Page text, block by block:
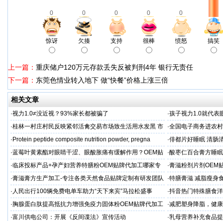
0 0 0 0 0
惊讶 欠揍 支持 很棒 愤怒 搞笑
上一篇： 重庆储户120万元存款丢失反被判刑4年 银行无责任
下一篇： 东莞色情业转入地下 做“快餐”价格上涨三倍
相关文章
·视力1.0≠没近视？93%家长都被骗了 ·孩子视力1.0就代表
·桂林一村庄村民反映紧邻活禽交易市场致生活用水发黑 市
场称属“造谣”，联合调查组介入调查
·全国电子商务进农
利开班
· Protein peptide composite nutrition powder, pregna ·俳都片好睡眠 清肠
·蓝莓叶黄素酯对眼睛干涩、眼酸胀痛有缓解作用？OEM贴
牌代工
·酸枣仁百合膏方睡
厂
·临床投标产品+孕产妇营养特膳粉OEM贴牌代加工哪家专
业
·膏滋粉剂片剂OEM
·膏滋膏方生产加工-专注各类天然食品贴牌定制有研发团队
厂家
·特膳膏滋 减脂瘦身
务商
· 人民出行100辆免费电单车助力“天下来宾”马拉松盛事 ·抖音热门特殊膳食
牌加工
· 胸腺蛋白肽提高抵抗力增强免疫力固体粉OEM贴牌代加工
服务商
·减肥塑身降脂，健
服务商
·富川供电公司：开展《反间谍法》宣传活动 ·乳母营养补充食品